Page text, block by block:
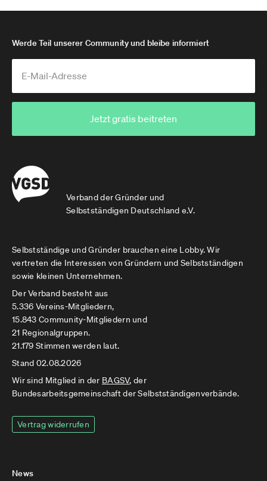
Verband der Gründer und
Selbstständigen Deutschland e.V.
Werde Teil unserer Community und bleibe informiert
Jetzt gratis beitreten
Selbstständige und Gründer brauchen eine Lobby. Wir
vertreten die Interessen von Gründern und Selbstständigen
sowie kleinen Unternehmen.
Der Verband besteht aus
5.336 Vereins-Mitgliedern,
15.843 Community-Mitgliedern und
21 Regionalgruppen.
21.179 Stimmen werden laut.
Stand 02.08.2026
Wir sind Mitglied in der BAGSV, der
Bundesarbeitsgemeinschaft der Selbstständigenverbände.
Vertrag widerrufen
News